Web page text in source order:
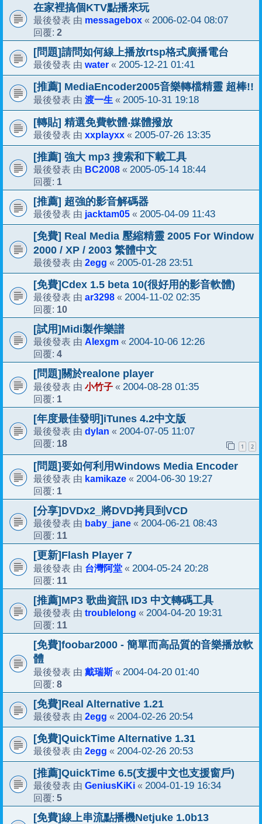
在家裡搞個KTV點播來玩
最後發表 由 messagebox « 2006-02-04 08:07
回覆: 2
[問題]請問如何線上播放rtsp格式廣播電台
最後發表 由 water « 2005-12-21 01:41
[推薦] MediaEncoder2005音樂轉檔精靈 超棒!!
最後發表 由 渡一生 « 2005-10-31 19:18
[轉貼] 精選免費軟體‧媒體撥放
最後發表 由 xxplayxx « 2005-07-26 13:35
[推薦] 強大 mp3 搜索和下載工具
最後發表 由 BC2008 « 2005-05-14 18:44
回覆: 1
[推薦] 超強的影音解碼器
最後發表 由 jacktam05 « 2005-04-09 11:43
[免費] Real Media 壓縮精靈 2005 For Window
2000 / XP / 2003 繁體中文
最後發表 由 2egg « 2005-01-28 23:51
[免費]Cdex 1.5 beta 10(很好用的影音軟體)
最後發表 由 ar3298 « 2004-11-02 02:35
回覆: 10
[試用]Midi製作樂譜
最後發表 由 Alexgm « 2004-10-06 12:26
回覆: 4
[問題]關於realone player
最後發表 由 小竹子 « 2004-08-28 01:35
回覆: 1
[年度最佳發明]iTunes 4.2中文版
最後發表 由 dylan « 2004-07-05 11:07
回覆: 18 1 2
[問題]要如何利用Windows Media Encoder
最後發表 由 kamikaze « 2004-06-30 19:27
回覆: 1
[分享]DVDx2_將DVD拷貝到VCD
最後發表 由 baby_jane « 2004-06-21 08:43
回覆: 11
[更新]Flash Player 7
最後發表 由 台灣阿堂 « 2004-05-24 20:28
回覆: 11
[推薦]MP3 歌曲資訊 ID3 中文轉碼工具
最後發表 由 troublelong « 2004-04-20 19:31
回覆: 11
[免費]foobar2000 - 簡單而高品質的音樂播放軟
體
最後發表 由 戴瑞斯« 2004-04-20 01:40
回覆: 8
[免費]Real Alternative 1.21
最後發表 由 2egg « 2004-02-26 20:54
[免費]QuickTime Alternative 1.31
最後發表 由 2egg « 2004-02-26 20:53
[推薦]QuickTime 6.5(支援中文也支援窗戶)
最後發表 由 GeniusKiKi « 2004-01-19 16:34
回覆: 5
[免費]線上串流點播機Netjuke 1.0b13